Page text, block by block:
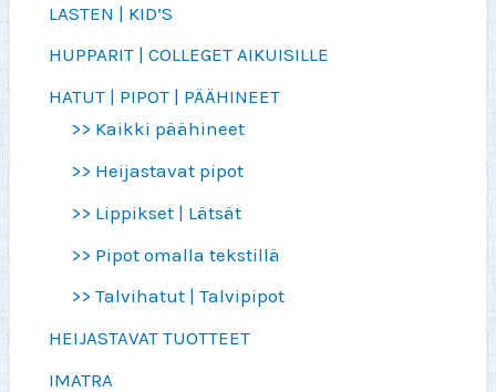
LASTEN | KID’S
HUPPARIT | COLLEGET AIKUISILLE
HATUT | PIPOT | PÄÄHINEET
>> Kaikki päähineet
>> Heijastavat pipot
>> Lippikset | Lätsät
>> Pipot omalla tekstillä
>> Talvihatut | Talvipipot
HEIJASTAVAT TUOTTEET
IMATRA